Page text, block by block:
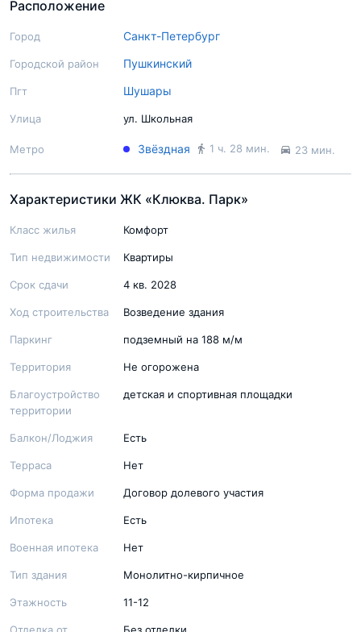
Расположение
Город Санкт-Петербург
Городской район Пушкинский
Пгт Шушары
Улица ул. Школьная
Метро Звёздная 1 ч. 28 мин. 23 мин.
Характеристики ЖК «Клюква. Парк»
Класс жилья Комфорт
Тип недвижимости Квартиры
Срок сдачи 4 кв. 2028
Ход строительства Возведение здания
Паркинг подземный на 188 м/м
Территория Не огорожена
Благоустройство
территории
детская и спортивная площадки
Балкон/Лоджия Есть
Терраса Нет
Форма продажи Договор долевого участия
Ипотека Есть
Военная ипотека Нет
Тип здания Монолитно-кирпичное
Этажность 11-12
Отделка от Без отделки